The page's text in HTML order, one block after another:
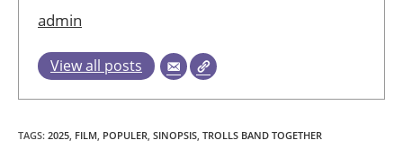
admin
View all posts
TAGS: 2025 FILM POPULER SINOPSIS TROLLS BAND TOGETHER